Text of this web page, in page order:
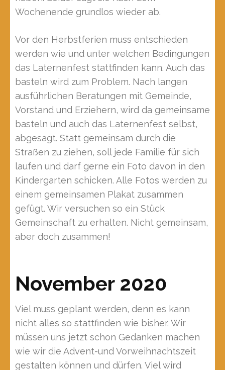
Wochenende grundlos wieder ab.
Vor den Herbstferien muss entschieden
werden wie und unter welchen Bedingungen
das Laternenfest stattfinden kann. Auch das
basteln wird zum Problem. Nach langen
ausführlichen Beratungen mit Gemeinde,
Vorstand und Erziehern, wird da gemeinsame
basteln und auch das Laternenfest selbst,
abgesagt. Statt gemeinsam durch die
Straßen zu ziehen, soll jede Familie für sich
laufen und darf gerne ein Foto davon in den
Kindergarten schicken. Alle Fotos werden zu
einem gemeinsamen Plakat zusammen
gefügt. Wir versuchen so ein Stück
Gemeinschaft zu erhalten. Nicht gemeinsam,
aber doch zusammen!
November 2020
Viel muss geplant werden, denn es kann
nicht alles so stattfinden wie bisher. Wir
müssen uns jetzt schon Gedanken machen
wie wir die Advent-und Vorweihnachtszeit
gestalten können und dürfen. Viel wird